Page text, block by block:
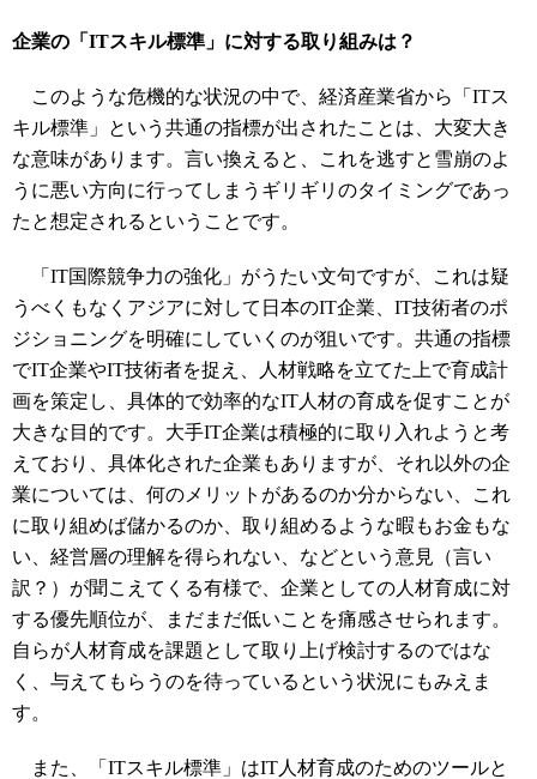
企業の「ITスキル標準」に対する取り組みは？
このような危機的な状況の中で、経済産業省から「ITス
キル標準」という共通の指標が出されたことは、大変大き
な意味があります。言い換えると、これを逃すと雪崩のよ
うに悪い方向に行ってしまうギリギリのタイミングであっ
たと想定されるということです。
「IT国際競争力の強化」がうたい文句ですが、これは疑
うべくもなくアジアに対して日本のIT企業、IT技術者のポ
ジショニングを明確にしていくのが狙いです。共通の指標
でIT企業やIT技術者を捉え、人材戦略を立てた上で育成計
画を策定し、具体的で効率的なIT人材の育成を促すことが
大きな目的です。大手IT企業は積極的に取り入れようと考
えており、具体化された企業もありますが、それ以外の企
業については、何のメリットがあるのか分からない、これ
に取り組めば儲かるのか、取り組めるような暇もお金もな
い、経営層の理解を得られない、などという意見（言い
訳？）が聞こえてくる有様で、企業としての人材育成に対
する優先順位が、まだまだ低いことを痛感させられます。
自らが人材育成を課題として取り上げ検討するのではな
く、与えてもらうのを待っているという状況にもみえま
す。
また、「ITスキル標準」はIT人材育成のためのツールと